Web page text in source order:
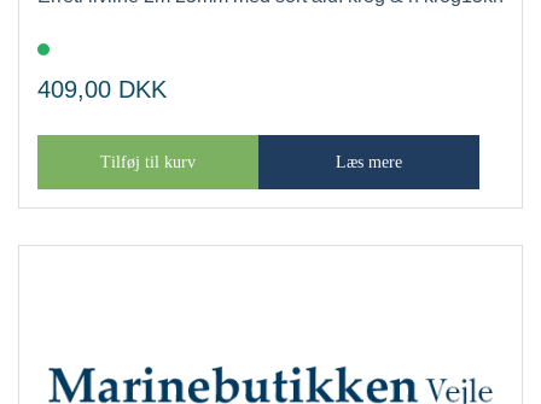
409,00 DKK
Tilføj til kurv Læs mere